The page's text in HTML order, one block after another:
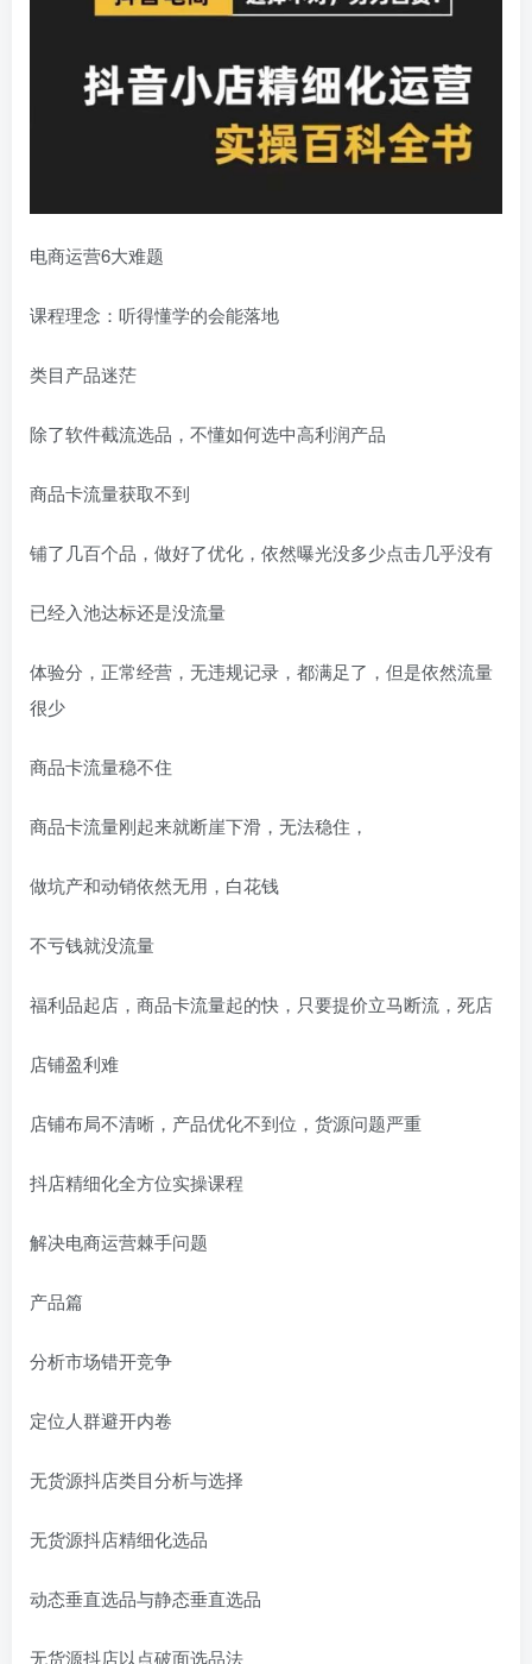
电商运营6大难题
课程理念：听得懂学的会能落地
类目产品迷茫
除了软件截流选品，不懂如何选中高利润产品
商品卡流量获取不到
铺了几百个品，做好了优化，依然曝光没多少点击几乎没有
已经入池达标还是没流量
体验分，正常经营，无违规记录，都满足了，但是依然流量
很少
商品卡流量稳不住
商品卡流量刚起来就断崖下滑，无法稳住，
做坑产和动销依然无用，白花钱
不亏钱就没流量
福利品起店，商品卡流量起的快，只要提价立马断流，死店
店铺盈利难
店铺布局不清晰，产品优化不到位，货源问题严重
抖店精细化全方位实操课程
解决电商运营棘手问题
产品篇
分析市场错开竞争
定位人群避开内卷
无货源抖店类目分析与选择
无货源抖店精细化选品
动态垂直选品与静态垂直选品
无货源抖店以点破面选品法